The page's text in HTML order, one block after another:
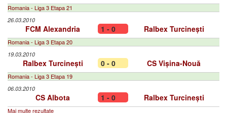
Romania - Liga 3 Etapa 21
26.03.2010
FCM Alexandria 1 - 0 Ralbex Turcinești
Romania - Liga 3 Etapa 20
19.03.2010
Ralbex Turcinești 0 - 0 CS Vișina-Nouă
Romania - Liga 3 Etapa 19
06.03.2010
CS Albota 1 - 0 Ralbex Turcinești
Mai multe rezultate